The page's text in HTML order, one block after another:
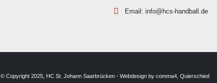
Email: info@hcs-handball.de
© Copyright 2025, HC St. Johann Saarbrücken - Webdesign by comma4, Quierschied